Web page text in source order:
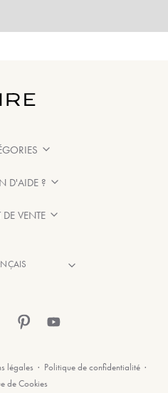
D'AIDE ?
VENTE
légales · Politique de confidentialité ·
de Cookies